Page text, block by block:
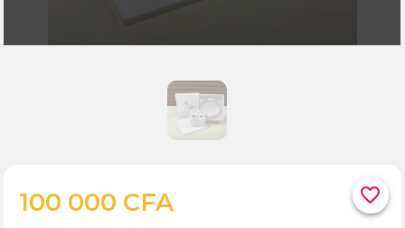
favorite_border
100 000 CFA